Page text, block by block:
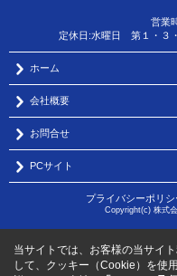
営業
定休日:水曜日 第１・３
ホーム
会社概要
お問合せ
PCサイト
プライバシーポリシ
Copyright(c) 株式
当サイトでは、お客様の当サイ
して、クッキー（Cookie）を使